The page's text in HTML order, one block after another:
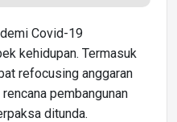
Covid-19
kehidupan. Termasuk
refocusing anggaran
pembangunan
ditunda.